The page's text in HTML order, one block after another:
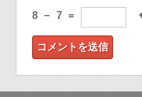
8 − 7 =